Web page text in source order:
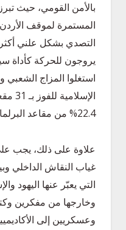
بالأمن القومي، حيث
المستمرة لموقف
التصدي بشكل علني أكثر
يروجون للحركة كأداة
استغلوا المزاج الشعبي
22.4% من مقاعد البرلمان.
علاوة على ذلك، يجب على
غياب النقاش الداخلي
التي يعبّر عنها اليهود
وخارجها من مفكرين
وعسكريين إلى